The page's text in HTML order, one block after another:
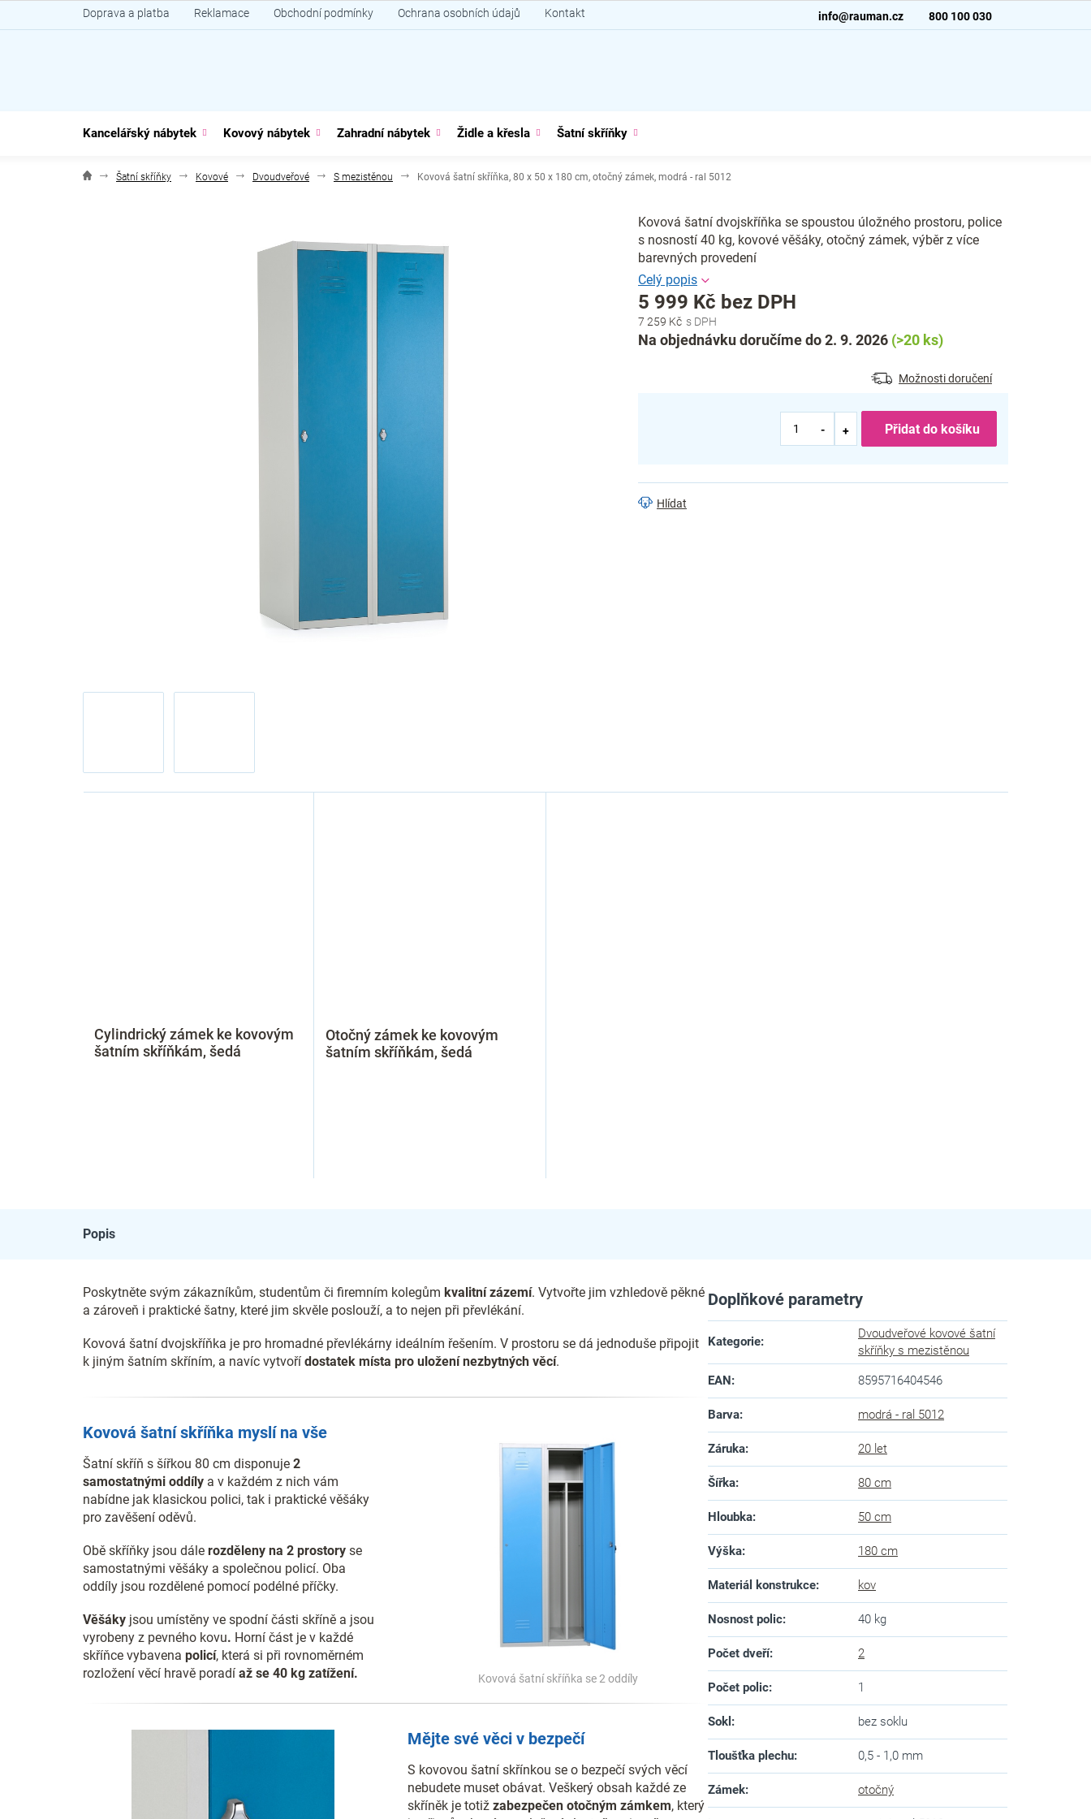
na
800 100 030
info@rauman.cz
Doprava a platba Reklamace Obchodní podmínky Ochrana osobních údajů Kontakt
Kancelářský nábytek Kovový nábytek Zahradní nábytek Židle a křesla Šatní skříňky
Šatní skříňky Kovové Dvoudveřové S mezistěnou Kovová šatní skříňka, 80 x 50 x 180 cm, otočný zámek, modrá - ral 5012
7 259 Kč
5 999 Kč bez DPH
Měrná
cena:
Na objednávku doručíme do 2. 9. 2026 (>20 ks)
Možnosti doručení
Přidat do košíku
Kovová šatní dvojskříňka se spoustou úložného prostoru, police
s nosností 40 kg, kovové věšáky, otočný zámek, výběr z více
barevných provedení
Hlídat
Cylindrický zámek ke kovovým
šatním skříňkám, šedá
Otočný zámek ke kovovým
šatním skříňkám, šedá
Popis
Poskytněte svým zákazníkům, studentům či firemním kolegům kvalitní zázemí. Vytvořte jim vzhledově pěkné
a zároveň i praktické šatny, které jim skvěle poslouží, a to nejen při převlékání.
Kovová šatní dvojskříňka je pro hromadné převlékárny ideálním řešením. V prostoru se dá jednoduše připojit
k jiným šatním skříním, a navíc vytvoří dostatek místa pro uložení nezbytných věcí.
Kovová šatní skříňka myslí na vše
Šatní skříň s šířkou 80 cm disponuje 2
samostatnými oddíly a v každém z nich vám
nabídne jak klasickou polici, tak i praktické věšáky
pro zavěšení oděvů.
Obě skříňky jsou dále rozděleny na 2 prostory se
samostatnými věšáky a společnou policí. Oba
oddíly jsou rozdělené pomocí podélné příčky.
Věšáky jsou umístěny ve spodní části skříně a jsou
vyrobeny z pevného kovu. Horní část je v každé
skříňce vybavena policí, která si při rovnoměrném
rozložení věcí hravě poradí až se 40 kg zatížení. Kovová šatní skříňka se 2 oddíly
Mějte své věci v bezpečí
S kovovou šatní skřínkou se o bezpečí svých věcí
nebudete muset obávat. Veškerý obsah každé ze
skříněk je totižzabezpečen otočným zámkem, který
Doplňkové parametry
Kategorie:
Dvoudveřové kovové šatní
skříňky s mezistěnou
EAN: 8595716404546
Barva: modrá - ral 5012
Záruka: 20 let
Šířka: 80 cm
Hloubka: 50 cm
Výška: 180 cm
Materiál konstrukce: kov
Nosnost polic: 40 kg
Počet dveří: 2
Počet polic: 1
Sokl : bez soklu
Tloušťka plechu: 0,5 - 1,0 mm
Zámek: otočný